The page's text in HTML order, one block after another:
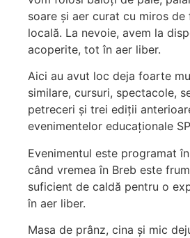
soare și aer curat cu miros
locală. La nevoie, avem la
acoperite, tot în aer liber.
Aici au avut loc deja foarte
similare, cursuri, spectacole,
petreceri și trei ediții
evenimentelor educaționale
Evenimentul este programat
când vremea în Breb este
suficient de caldă pentru o
în aer liber.
Masa de prânz, cina și mic